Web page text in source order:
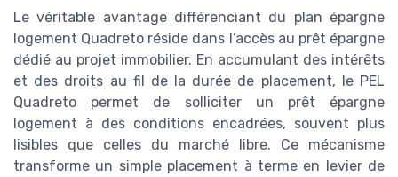
Le véritable avantage différenciant du plan épargne
logement Quadreto réside dans l’accès au prêt épargne
dédié au projet immobilier. En accumulant des intérêts
et des droits au fil de la durée de placement, le PEL
Quadreto permet de solliciter un prêt épargne
logement à des conditions encadrées, souvent plus
lisibles que celles du marché libre. Ce mécanisme
transforme un simple placement à terme en levier de